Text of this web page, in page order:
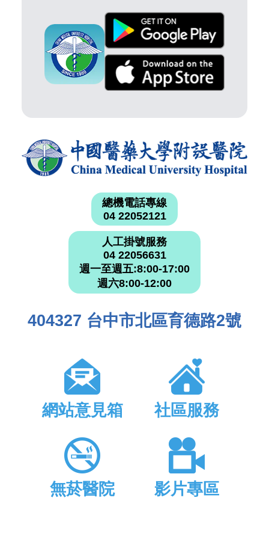
總機電話專線
04 22052121
人工掛號服務
04 22056631
週一至週五:8:00-17:00
週六8:00-12:00
404327 台中市北區育德路2號
網站意見箱 社區服務
無菸醫院 影片專區